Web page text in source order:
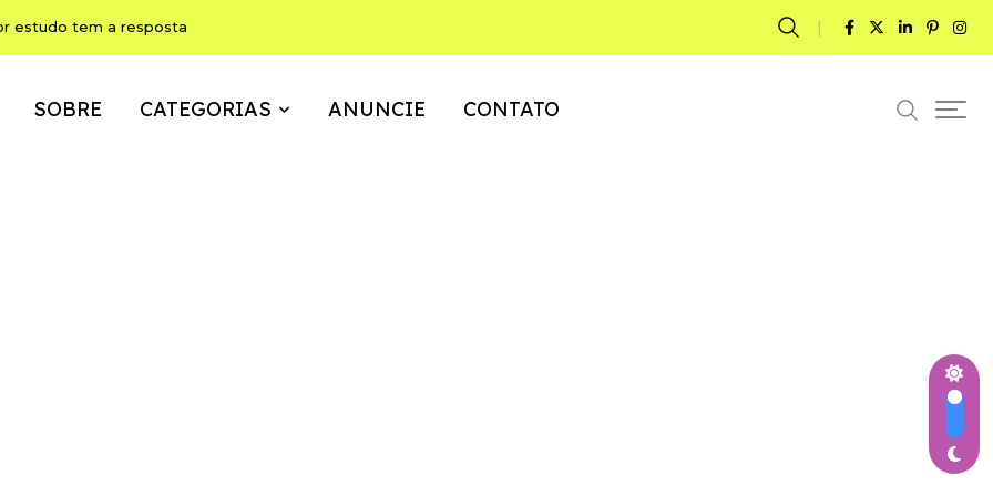
estudo tem a resposta
SOBRE CATEGORIAS ANUNCIE CONTATO